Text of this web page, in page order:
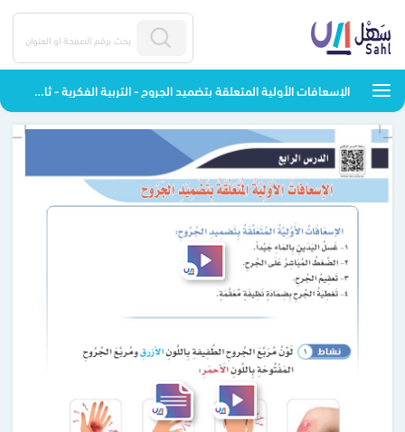
الإسعافات الأولية المتعلقة بتضميد الجروح - التربية الفكرية - ثالث ابتدائي